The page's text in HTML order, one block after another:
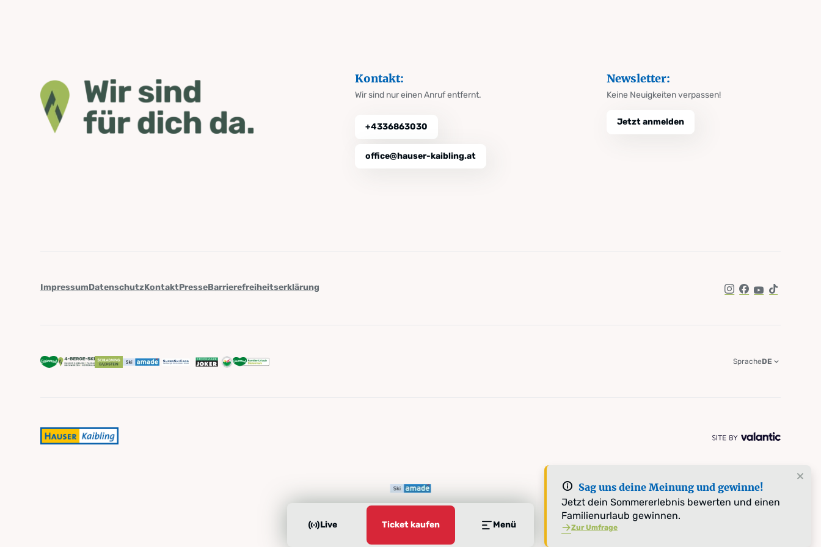
Live Ticket kaufen Menü
Sag uns deine Meinung und gewinne!
Jetzt dein Sommererlebnis bewerten und einen
Familienurlaub gewinnen.
Zur Umfrage
Kontakt:
Wir sind nur einen Anruf entfernt.
+4336863030
office@hauser-kaibling.at
Newsletter:
Keine Neuigkeiten verpassen!
Jetzt anmelden
ImpressumDatenschutzKontaktPresseBarrierefreiheitserklärung
Instagram
Facebook
YouTube
TikTok
SpracheDE